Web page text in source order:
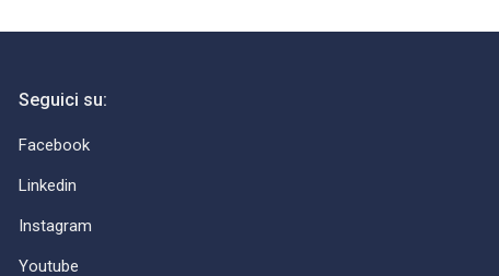
Seguici su:
Facebook
Linkedin
Instagram
Youtube